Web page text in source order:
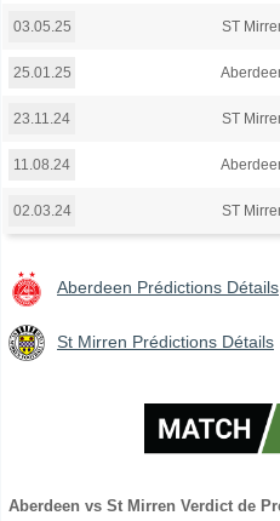
03.05.25 ST
25.01.25
23.11.24 ST
11.08.24
02.03.24 ST
Aberdeen Prédictions Détails
St Mirren Prédictions Détails
Aberdeen vs St Mirren Verdict de